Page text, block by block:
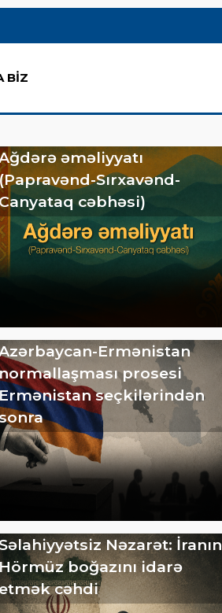
BİZ
əməliyyatı
Sırxavənd-
cəbhəsi)
Ermənistan
prosesi
Ermənistan seçkilərindən
Nəzarət: İranın
Hörmüz boğazını idarə
cəhdi